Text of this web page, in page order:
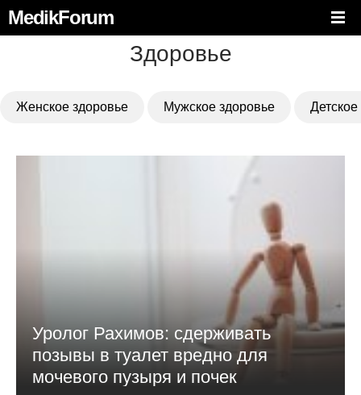
MedikForum
Здоровье
Женское здоровье Мужское здоровье
Уролог Рахимов: сдерживать
позывы в туалет вредно для
мочевого пузыря и почек